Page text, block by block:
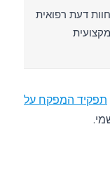
חוות דעת רפואית
מקצועית
תפקיד המפקח על